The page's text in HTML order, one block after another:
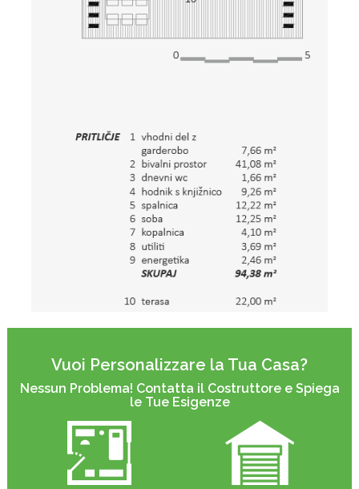
Vuoi Personalizzare la Tua Casa?
Nessun Problema! Contatta il Costruttore e Spiega
le Tue Esigenze